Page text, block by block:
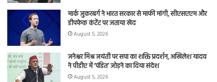
मार्क जुकरबर्ग ने भारत सरकार से माफी मांगी, सीएसएएम और
डीपफेक कंटेंट पर जताया खेद
August 5, 2026
जनेश्वर मिश्र जयंती पर सपा का शक्ति प्रदर्शन, अखिलेश यादव
ने पीडीए में ‘पंडित’ जोड़ने का दिया संदेश
August 5, 2026